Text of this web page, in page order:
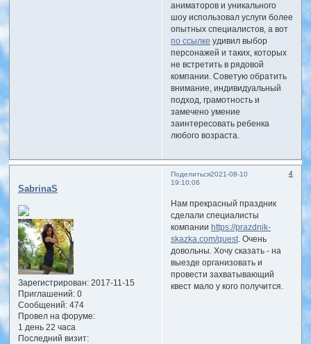
аниматоров и уникального
шоу использовал услуги более
опытных специалистов, а вот
по ссылке удивил выбор
персонажей и таких, которых
не встретить в рядовой
компании. Советую обратить
внимание, индивидуальный
подход, грамотность и
замечено умение
заинтересовать ребенка
любого возраста.
Поделиться 4
2021-08-10
19:10:06
SabrinaS
Зарегистрирован: 2017-11-15
Приглашений:0
Сообщений:474
Провел на форуме:
1 день 22 часа
Последний визит:
Нам прекрасный праздник
сделали специалисты
компании https://prazdnik-
skazka.com/quest. Очень
довольны. Хочу сказать - на
выезде организовать и
провести захватывающий
квест мало у кого получится.